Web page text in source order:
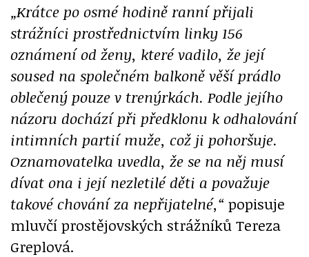
„Krátce po osmé hodině ranní přijali
strážníci prostřednictvím linky 156
oznámení od ženy, které vadilo, že její
soused na společném balkoně věší prádlo
oblečený pouze v trenýrkách. Podle jejího
názoru dochází při předklonu k odhalování
intimních partií muže, což ji pohoršuje.
Oznamovatelka uvedla, že se na něj musí
dívat ona i její nezletilé děti a považuje
takové chování za nepřijatelné,“ popisuje
mluvčí prostějovských strážníků Tereza
Greplová.